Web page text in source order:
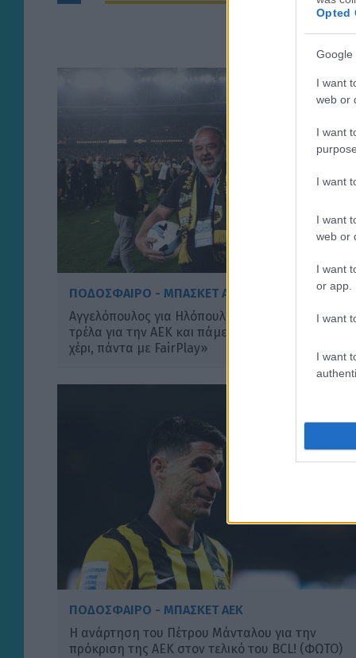
Opted
Google
I want
web or
I want
I want
I want
web or
I want
or app.
I want
I want
ΠΟΔΟΣΦΑΙΡΟ - ΜΠΑΣΚΕΤ ΑΕΚ
Αγγελόπουλος για Ηλόπουλο: «Εχουμε κοινή
τρέλα για την ΑΕΚ και πάμε με τον σταυρό στο
χέρι, πάντα με FairPlay»
ΠΟΔΟΣΦΑΙΡΟ - ΜΠΑΣΚΕΤ ΑΕΚ
Η ανάρτηση του Πέτρου Μάνταλου για την
πρόκριση της ΑΕΚ στον τελικό του BCL! (ΦΩΤΟ)